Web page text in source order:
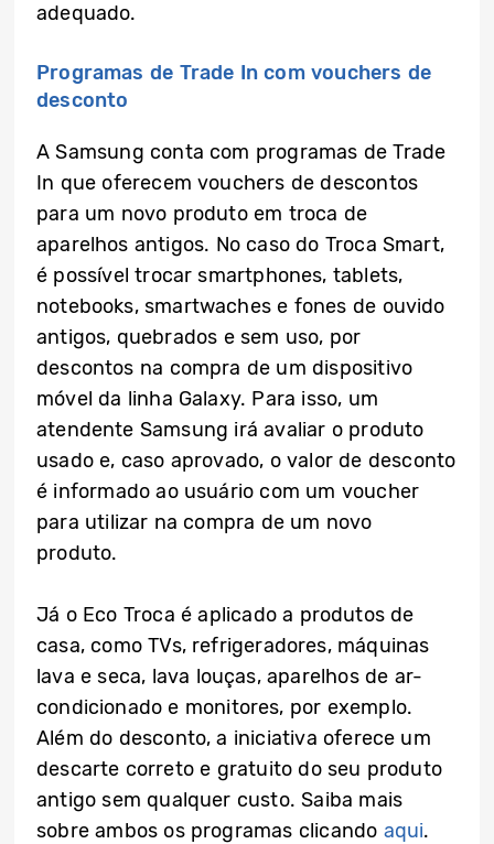
adequado.
Programas de Trade In com vouchers de
desconto
A Samsung conta com programas de Trade
In que oferecem vouchers de descontos
para um novo produto em troca de
aparelhos antigos. No caso do Troca Smart,
é possível trocar smartphones, tablets,
notebooks, smartwaches e fones de ouvido
antigos, quebrados e sem uso, por
descontos na compra de um dispositivo
móvel da linha Galaxy. Para isso, um
atendente Samsung irá avaliar o produto
usado e, caso aprovado, o valor de desconto
é informado ao usuário com um voucher
para utilizar na compra de um novo
produto.
Já o Eco Troca é aplicado a produtos de
casa, como TVs, refrigeradores, máquinas
lava e seca, lava louças, aparelhos de ar-
condicionado e monitores, por exemplo.
Além do desconto, a iniciativa oferece um
descarte correto e gratuito do seu produto
antigo sem qualquer custo. Saiba mais
sobre ambos os programas clicando aqui.